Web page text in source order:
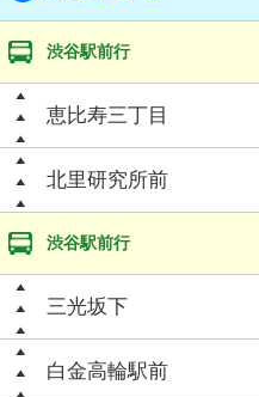
渋谷駅前行
恵比寿三丁目
北里研究所前
渋谷駅前行
三光坂下
白金高輪駅前